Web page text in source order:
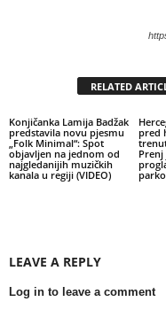
RELATED
Konjičanka Lamija Badžak
predstavila novu pjesmu
„Folk Minimal“: Spot
objavljen na jednom od
najgledanijih muzičkih
kanala u regiji (VIDEO)
pred
Prenj
LEAVE A REPLY
Log in to leave a comment